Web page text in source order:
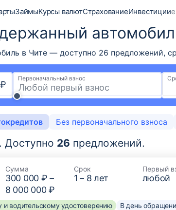
ЗаймыКурсы валютСтрахованиеИнвестиции
в Чите — доступно 26 предложений,
₽
Первоначальный взнос
Без первоначального взноса
Доступно 26 предложений.
Сумма
300 000 ₽ –
8 000 000 ₽
Срок
1 – 8 лет
Первый
любой
и водительскому удостоверению В день